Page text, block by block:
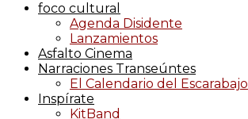
foco cultural
Agenda Disidente
Lanzamientos
Asfalto Cinema
Narraciones Transeúntes
El Calendario del Escarabajo
Inspírate
KitBand